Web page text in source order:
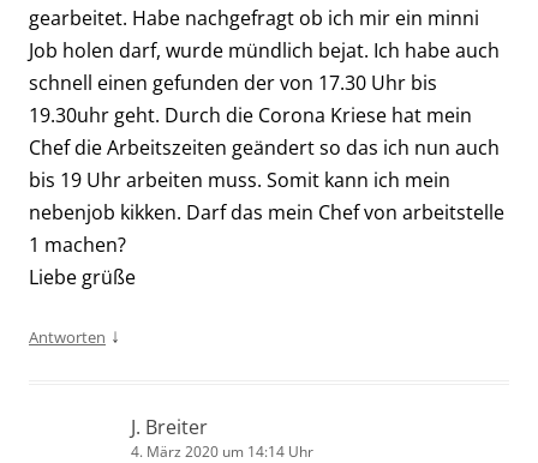
gearbeitet. Habe nachgefragt ob ich mir ein minni
Job holen darf, wurde mündlich bejat. Ich habe auch
schnell einen gefunden der von 17.30 Uhr bis
19.30uhr geht. Durch die Corona Kriese hat mein
Chef die Arbeitszeiten geändert so das ich nun auch
bis 19 Uhr arbeiten muss. Somit kann ich mein
nebenjob kikken. Darf das mein Chef von arbeitstelle
1 machen?
Liebe grüße
Antworten ↓
J. Breiter
4. März 2020 um 14:14 Uhr